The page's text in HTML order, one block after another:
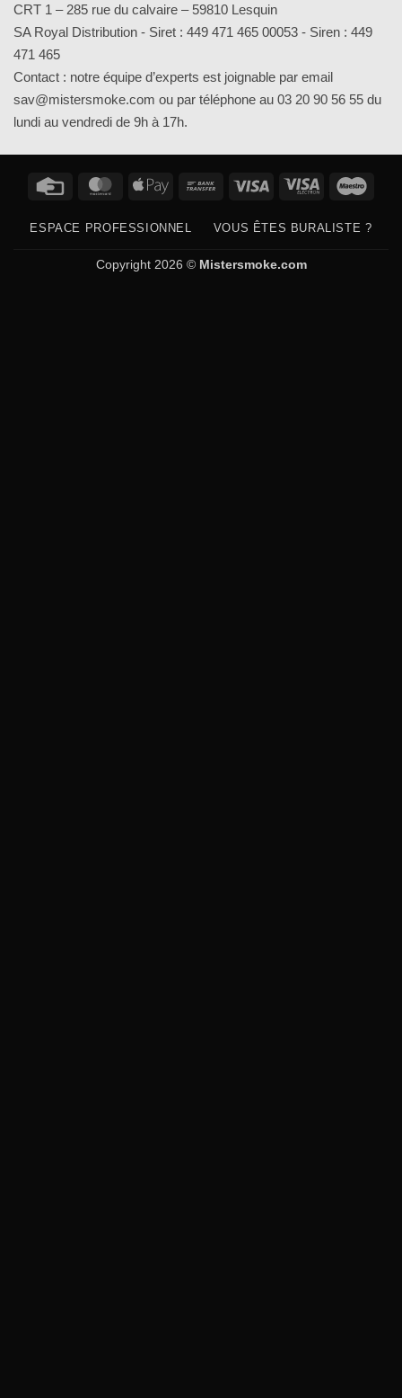
CRT 1 – 285 rue du calvaire – 59810 Lesquin
SA Royal Distribution - Siret : 449 471 465 00053 - Siren : 449
471 465
Contact : notre équipe d’experts est joignable par email
sav@mistersmoke.com ou par téléphone au 03 20 90 56 55 du
lundi au vendredi de 9h à 17h.
Credit
MasterCardApple
Bank
Visa
Visa
ESPACE PROFESSIONNEL VOUS ÊTES BURALISTE ?
Copyright 2026 © Mistersmoke.com